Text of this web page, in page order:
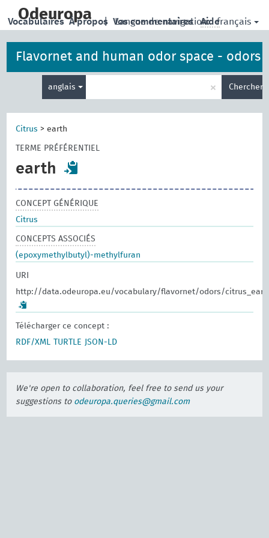
main
Odeuropa | Langue de navigation: français
Vocabulaires À propos Vos commentaires Aide
Flavornet and human odor space - odors
anglais
de
× Chercher
Citrus >earth
TERME PRÉFÉRENTIEL
earth
CONCEPT GÉNÉRIQUE
Citrus
CONCEPTS ASSOCIÉS
(epoxymethylbutyl)-methylfuran
URI
http://data.odeuropa.eu/vocabulary/flavornet/odors/
Télécharger ce concept :
RDF/XML
TURTLE JSON-LD
We're open to collaboration, feel free to send us your
suggestions to odeuropa.queries@gmail.com